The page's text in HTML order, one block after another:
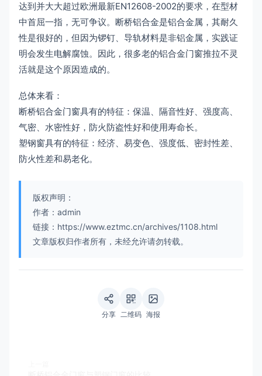
达到并大大超过欧洲最新EN12608-2002的要求，在型材
中首屈一指，无可争议。断桥铝合金是铝合金属，其耐久
性是很好的，但因为锣钉、导轨材料是非铝金属，实践证
明会发生电解腐蚀。因此，很多老的铝合金门窗推拉不灵
活就是这个原因造成的。
总体来看：
断桥铝合金门窗具有的特征：保温、隔音性好、强度高、
气密、水密性好，防火防盗性好和使用寿命长。
塑钢窗具有的特征：经济、易变色、强度低、密封性差、
防火性差和易老化。
版权声明：
作者：admin
链接：https://www.eztmc.cn/archives/1108.html
文章版权归作者所有，未经允许请勿转载。
分享 二维码 海报